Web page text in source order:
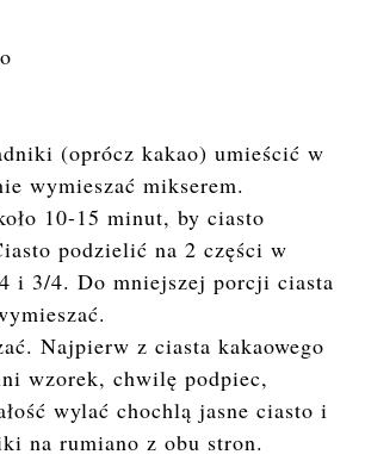
(oprócz kakao) umieścić w
wymieszać mikserem.
10-15 minut, by ciasto
podzielić na 2 części w
i 3/4. Do mniejszej porcji ciasta
Najpierw z ciasta kakaowego
wzorek, chwilę podpiec,
wylać chochlą jasne ciasto i
na rumiano z obu stron.